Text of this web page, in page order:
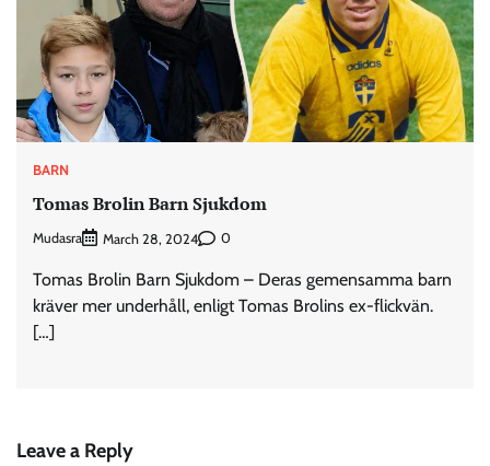
BARN
Tomas Brolin Barn Sjukdom
Mudasra March 28, 2024 0
Tomas Brolin Barn Sjukdom – Deras gemensamma barn
kräver mer underhåll, enligt Tomas Brolins ex-flickvän.
[…]
Leave a Reply